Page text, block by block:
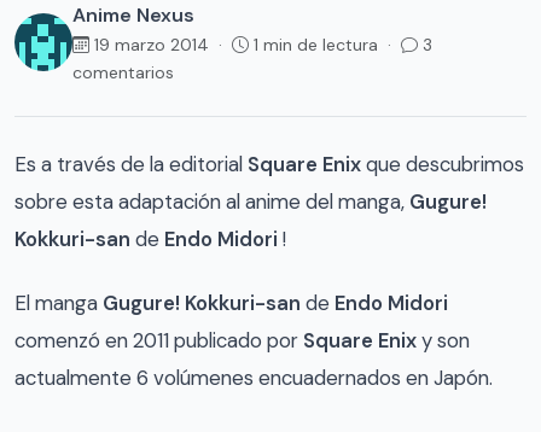
Anime Nexus
19 marzo 2014 · 1 min de lectura ·
3
comentarios
Es a través de la editorial Square Enixque descubrimos
sobre esta adaptación al anime del manga, Gugure!
Kokkuri-san de Endo Midori !
El manga Gugure! Kokkuri-san de Endo Midori
comenzó en 2011 publicado por Square Enixy son
actualmente 6 volúmenes encuadernados en Japón.